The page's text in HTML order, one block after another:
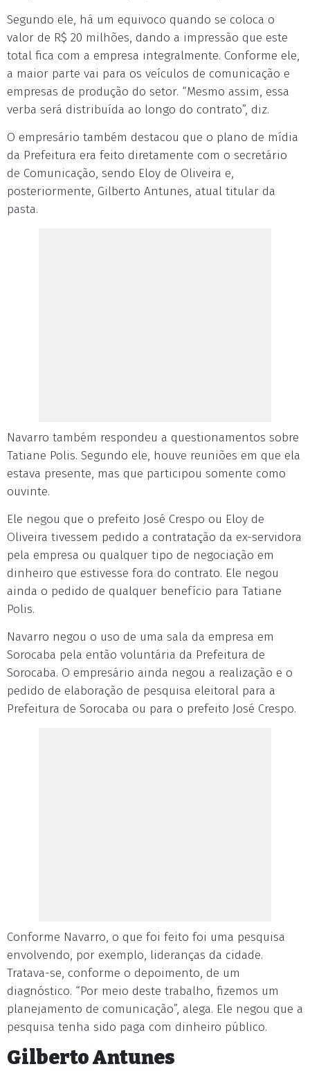
Segundo ele, há um equivoco quando se coloca o
valor de R$ 20 milhões, dando a impressão que este
total fica com a empresa integralmente. Conforme ele,
a maior parte vai para os veículos de comunicação e
empresas de produção do setor. “Mesmo assim, essa
verba será distribuída ao longo do contrato”, diz.
O empresário também destacou que o plano de mídia
da Prefeitura era feito diretamente com o secretário
de Comunicação, sendo Eloy de Oliveira e,
posteriormente, Gilberto Antunes, atual titular da
pasta.
Navarro também respondeu a questionamentos sobre
Tatiane Polis. Segundo ele, houve reuniões em que ela
estava presente, mas que participou somente como
ouvinte.
Ele negou que o prefeito José Crespo ou Eloy de
Oliveira tivessem pedido a contratação da ex-servidora
pela empresa ou qualquer tipo de negociação em
dinheiro que estivesse fora do contrato. Ele negou
ainda o pedido de qualquer benefício para Tatiane
Polis.
Navarro negou o uso de uma sala da empresa em
Sorocaba pela então voluntária da Prefeitura de
Sorocaba. O empresário ainda negou a realização e o
pedido de elaboração de pesquisa eleitoral para a
Prefeitura de Sorocaba ou para o prefeito José Crespo.
Conforme Navarro, o que foi feito foi uma pesquisa
envolvendo, por exemplo, lideranças da cidade.
Tratava-se, conforme o depoimento, de um
diagnóstico. “Por meio deste trabalho, fizemos um
planejamento de comunicação”, alega. Ele negou que a
pesquisa tenha sido paga com dinheiro público.
Gilberto Antunes